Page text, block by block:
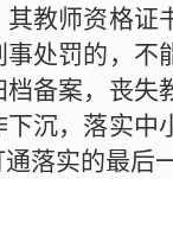
其教师资格证
处罚的，不
档备案，丧失
下沉，落实中
落实的最后